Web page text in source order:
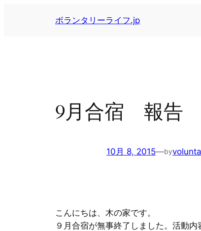
ボランタリーライフ.jp
9月合宿 報告
10月 8, 2015—by
こんにちは、木の家です。
９月合宿が無事終了しました。活動内